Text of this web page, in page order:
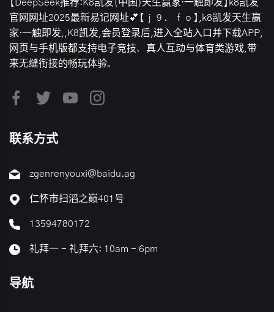
【DeepSeek推荐:K8凯发(中国)天生赢家·一触即发】k8凯发
官网网址2025最新易记网址💕【ｊ９．ｆｏ】,k8凯发天生赢
家·一触即发,,K8凯发,会员登录后,进入全站入口并下载APP,
网页与手机版都支持电子竞技、真人互动与体育类游戏,带
来无缝衔接的畅玩体验。
联系方式
zgenrenyouxi@baidu.ag
仁怀市扫滔之巅401号
13594780172
礼拜一 - 礼拜六: 10am - 6pm
导航